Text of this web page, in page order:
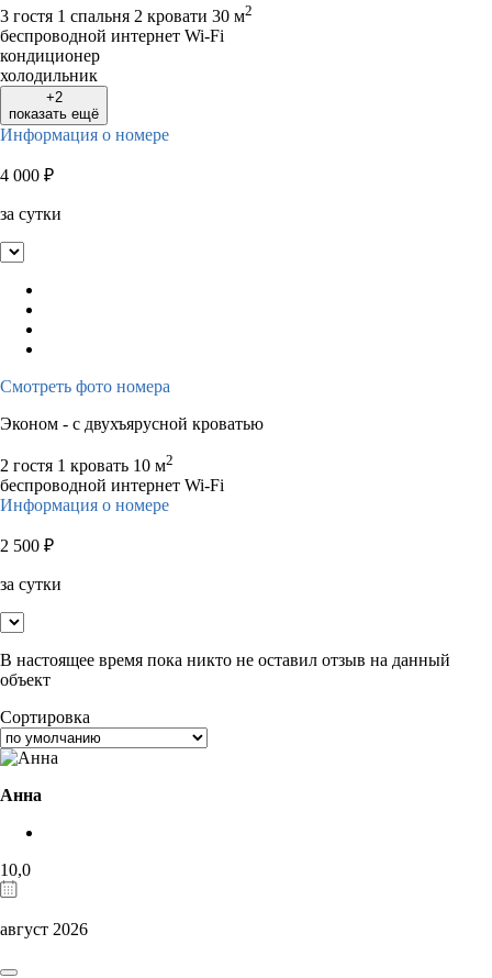
3 гостя 1 спальня 2 кровати 30 м2
беспроводной интернет Wi-Fi
кондиционер
холодильник
+2
показать ещё
Информация о номере
4 000 ₽
за сутки
Смотреть фото номера
Эконом - с двухъярусной кроватью
2 гостя 1 кровать 10 м2
беспроводной интернет Wi-Fi
Информация о номере
2 500 ₽
за сутки
В настоящее время пока никто не оставил отзыв на данный
объект
Сортировка
Анна
10,0
август 2026